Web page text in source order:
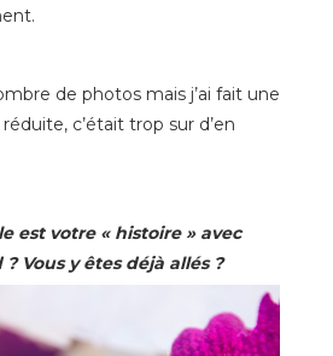
de photos mais j’ai fait une
c’était trop sur d’en
est votre « histoire » avec
Vous y êtes déjà allés ?